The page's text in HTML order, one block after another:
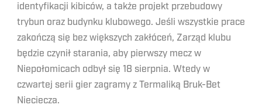
identyfikacji kibiców, a także projekt przebudowy
trybun oraz budynku klubowego. Jeśli wszystkie prace
zakończą się bez większych zakłóceń, Zarząd klubu
będzie czynił starania, aby pierwszy mecz w
Niepołomicach odbył się 18 sierpnia. Wtedy w
czwartej serii gier zagramy z Termaliką Bruk-Bet
Nieciecza.